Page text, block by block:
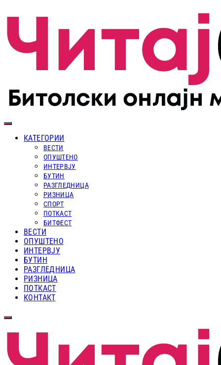
КАТЕГОРИИ
ВЕСТИ
ОПУШТЕНО
ИНТЕРВЈУ
БУТИН
РАЗГЛЕДНИЦА
РИЗНИЦА
СПОРТ
ПОТКАСТ
БИТФЕСТ
ВЕСТИ
ОПУШТЕНО
ИНТЕРВЈУ
БУТИН
РАЗГЛЕДНИЦА
РИЗНИЦА
ПОТКАСТ
КОНТАКТ